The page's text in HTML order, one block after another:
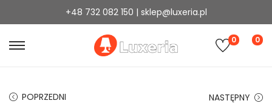
+48 732 082 150 | sklep@luxeria.pl
0 0
POPRZEDNI NASTĘPNY